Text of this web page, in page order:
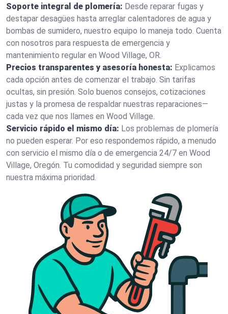
Soporte integral de plomería: Desde reparar fugas y
destapar desagües hasta arreglar calentadores de agua y
bombas de sumidero, nuestro equipo lo maneja todo. Cuenta
con nosotros para respuesta de emergencia y
mantenimiento regular en Wood Village, OR.
Precios transparentes y asesoría honesta: Explicamos
cada opción antes de comenzar el trabajo. Sin tarifas
ocultas, sin presión. Solo buenos consejos, cotizaciones
justas y la promesa de respaldar nuestras reparaciones—
cada vez que nos llames en Wood Village.
Servicio rápido el mismo día: Los problemas de plomería
no pueden esperar. Por eso respondemos rápido, a menudo
con servicio el mismo día o de emergencia 24/7 en Wood
Village, Oregón. Tu comodidad y seguridad siempre son
nuestra máxima prioridad.